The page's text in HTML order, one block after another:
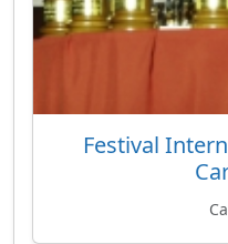
Festival